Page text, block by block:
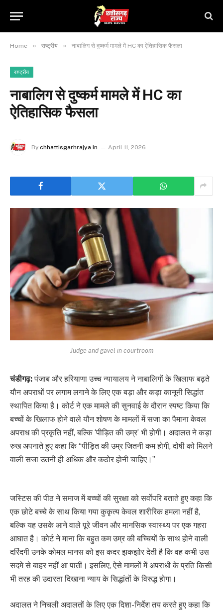
Home » राष्ट्रीय » नाबालिग से दुष्कर्म मामले में HC का ऐतिहासिक फैसला
राष्ट्रीय
नाबालिग से दुष्कर्म मामले में HC का
ऐतिहासिक फैसला
By chhattisgarhrajya.in April 11, 2026
Judge and gavel in courtroom
चंडीगढ़:पंजाब और हरियाणा उच्च न्यायालय ने नाबालिगों के खिलाफ बढ़ते
यौन अपराधों पर लगाम लगाने के लिए एक बड़ा और कड़ा कानूनी सिद्धांत
स्थापित किया है। कोर्ट ने एक मामले की सुनवाई के दौरान स्पष्ट किया कि
बच्चों के खिलाफ होने वाले यौन शोषण के मामलों में सजा का पैमाना केवल
अपराध की प्रकृति नहीं, बल्कि ‘पीड़ित की उम्र’ भी होगी। अदालत ने कड़ा
रुख अपनाते हुए कहा कि “पीड़ित की उम्र जितनी कम होगी, दोषी को मिलने
वाली सजा उतनी ही अधिक और कठोर होनी चाहिए।”
जस्टिस की पीठ ने समाज में बच्चों की सुरक्षा को सर्वोपरि बताते हुए कहा कि
एक छोटे बच्चे के साथ किया गया कुकृत्य केवल शारीरिक हमला नहीं है,
बल्कि यह उसके आने वाले पूरे जीवन और मानसिक स्वास्थ्य पर एक गहरा
आघात है। कोर्ट ने माना कि बहुत कम उम्र की बच्चियों के साथ होने वाली
दरिंदगी उनके कोमल मानस को इस कदर झकझोर देती है कि वह कभी उस
सदमे से बाहर नहीं आ पातीं। इसलिए, ऐसे मामलों में अपराधी के प्रति किसी
भी तरह की उदारता दिखाना न्याय के सिद्धांतों के विरुद्ध होगा।
अदालत ने निचली अदालतों के लिए एक दिशा-निर्देश तय करते हुए कहा कि